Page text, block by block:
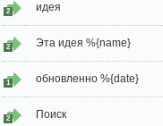
2 идея
2 Эта идея %{name}
1 обновленно %{date}
2 Поиск